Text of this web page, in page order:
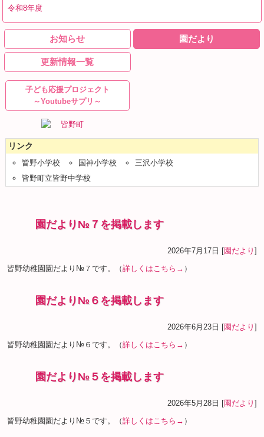
令和8年度
お知らせ 園だより
更新情報一覧
子ども応援プロジェクト
～Youtubeサプリ～
リンク
皆野小学校 国神小学校
三沢小学校
皆野町立皆野中学校
園だより№７を掲載します
2026年7月17日 [園だより]
皆野幼稚園園だより№７です。（詳しくはこちら→ ）
園だより№６を掲載します
2026年6月23日 [園だより]
皆野幼稚園園だより№６です。（詳しくはこちら→ ）
園だより№５を掲載します
2026年5月28日 [園だより]
皆野幼稚園園だより№５です。（詳しくはこちら→ ）